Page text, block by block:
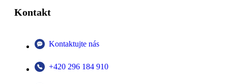
Kontakt
Kontaktujte nás
+420 296 184 910